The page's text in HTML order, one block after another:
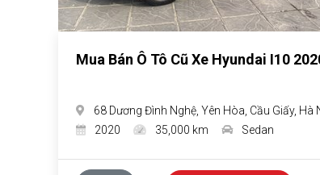
Mua Bán Ô Tô Cũ Xe Hyundai I10
68 Dương Đình Nghệ, Yên Hòa, Cầu Giấy, Hà
2020
35,000 km Sedan